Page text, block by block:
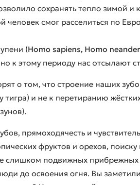
сохранять тепло зимой
человек смог расселиться по
(Homo sapiens, Homo
к этому периоду нас отсылают
о том, что строение наших
тигра) и не к перетиранию
прямоходячесть и
фруктов и орехов,
слишком подвижных
до освоения огня. Вы